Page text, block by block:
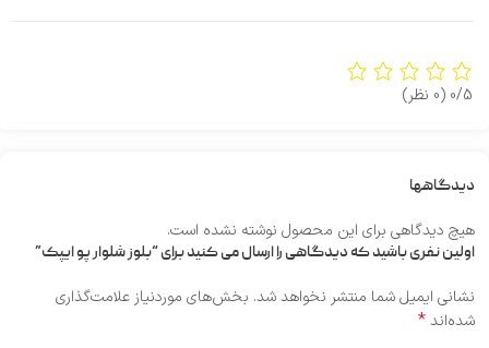
0/5 (0 نظر)
دیدگاهها
هیچ دیدگاهی برای این محصول نوشته نشده است.
اولین نفری باشید که دیدگاهی را ارسال می کنید برای “بلوز شلوار پو ایپک”
نشانی ایمیل شما منتشر نخواهد شد. بخش‌های موردنیاز علامت‌گذاری
شده‌اند*